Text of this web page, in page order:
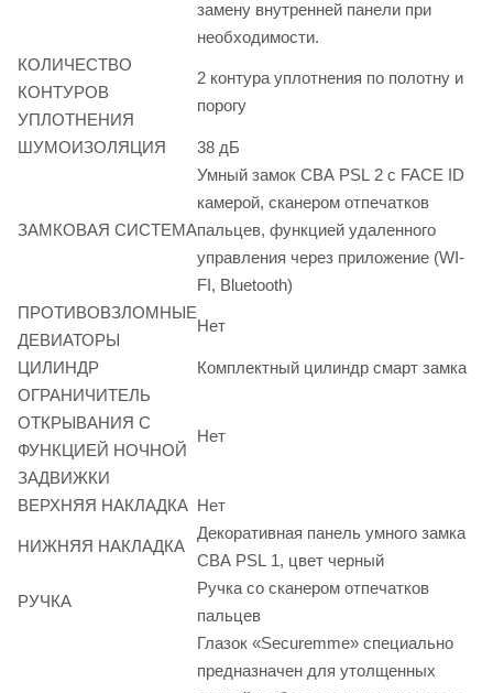
замену внутренней панели при
необходимости.
КОЛИЧЕСТВО
КОНТУРОВ
УПЛОТНЕНИЯ
2 контура уплотнения по полотну и
порогу
ШУМОИЗОЛЯЦИЯ 38 дБ
ЗАМКОВАЯ СИСТЕМА
Умный замок CBA PSL 2 с FACE ID
камерой, сканером отпечатков
пальцев, функцией удаленного
управления через приложение (WI-
FI, Bluetooth)
ПРОТИВОВЗЛОМНЫЕ
ДЕВИАТОРЫ
Нет
ЦИЛИНДР
Комплектный цилиндр смарт замка
ОГРАНИЧИТЕЛЬ
ОТКРЫВАНИЯ С
ФУНКЦИЕЙ НОЧНОЙ
ЗАДВИЖКИ
Нет
ВЕРХНЯЯ НАКЛАДКА Нет
НИЖНЯЯ НАКЛАДКА
Декоративная панель умного замка
CBA PSL 1, цвет черный
РУЧКА
Ручка со сканером отпечатков
пальцев
Глазок «Securemme» специально
предназначен для утолщенных